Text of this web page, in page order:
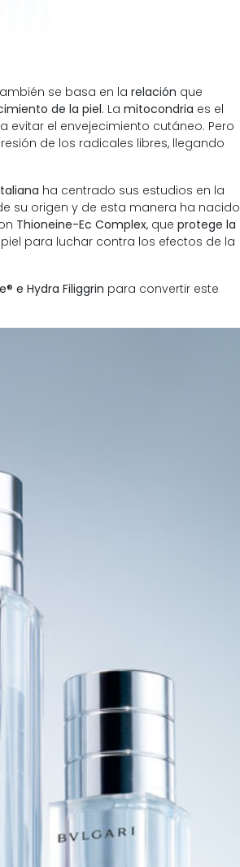
se basa en la relación que
de la piel. La mitocondria es el
evitar el envejecimiento cutáneo. Pero
de los radicales libres, llegando
ha centrado sus estudios en la
su origen y de esta manera ha nacido
Thioneine-Ec Complex, que protege la
para luchar contra los efectos de la
e Hydra Filiggrin para convertir este